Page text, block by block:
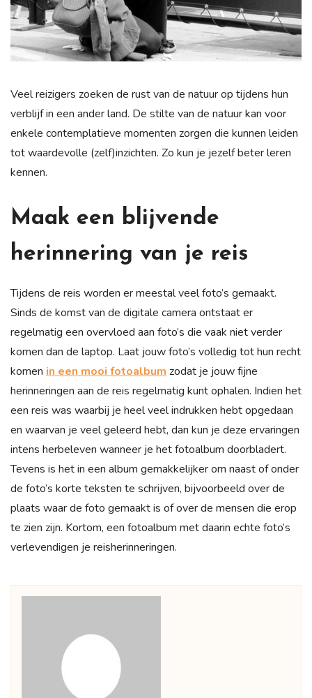
Veel reizigers zoeken de rust van de natuur op tijdens hun
verblijf in een ander land. De stilte van de natuur kan voor
enkele contemplatieve momenten zorgen die kunnen leiden
tot waardevolle (zelf)inzichten. Zo kun je jezelf beter leren
kennen.
Maak een blijvende
herinnering van je reis
Tijdens de reis worden er meestal veel foto’s gemaakt.
Sinds de komst van de digitale camera ontstaat er
regelmatig een overvloed aan foto’s die vaak niet verder
komen dan de laptop. Laat jouw foto’s volledig tot hun recht
komen in een mooi fotoalbum zodat je jouw fijne
herinneringen aan de reis regelmatig kunt ophalen. Indien het
een reis was waarbij je heel veel indrukken hebt opgedaan
en waarvan je veel geleerd hebt, dan kun je deze ervaringen
intens herbeleven wanneer je het fotoalbum doorbladert.
Tevens is het in een album gemakkelijker om naast of onder
de foto’s korte teksten te schrijven, bijvoorbeeld over de
plaats waar de foto gemaakt is of over de mensen die erop
te zien zijn. Kortom, een fotoalbum met daarin echte foto’s
verlevendigen je reisherinneringen.